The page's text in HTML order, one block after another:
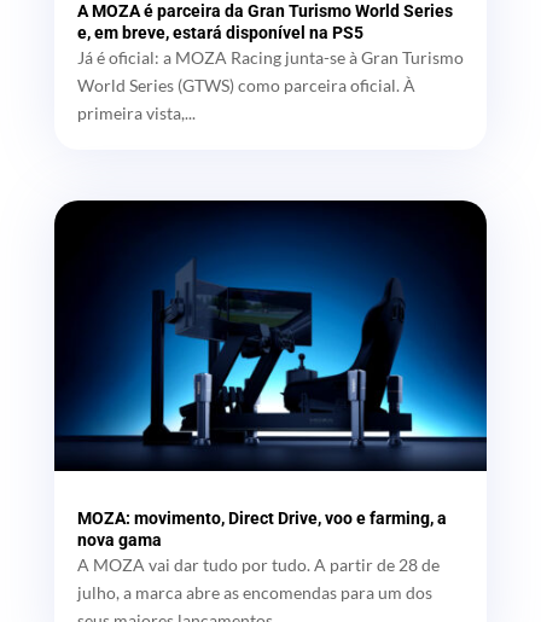
A MOZA é parceira da Gran Turismo World Series
e, em breve, estará disponível na PS5
Já é oficial: a MOZA Racing junta-se à Gran Turismo
World Series (GTWS) como parceira oficial. À
primeira vista,...
MOZA: movimento, Direct Drive, voo e farming, a
nova gama
A MOZA vai dar tudo por tudo. A partir de 28 de
julho, a marca abre as encomendas para um dos